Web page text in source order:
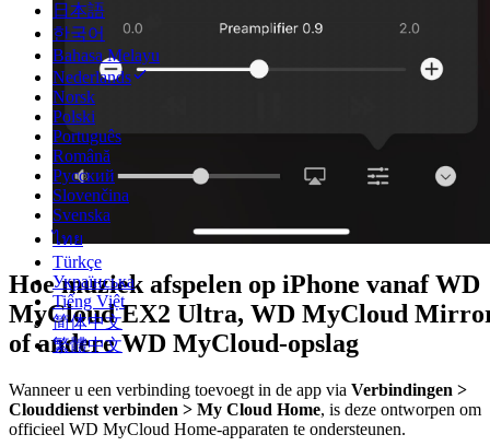
日本語
한국어
Bahasa Melayu
Nederlands
Norsk
Polski
Português
Română
Русский
Slovenčina
Svenska
ไทย
Türkçe
Українська
Tiếng Việt
简体中文
繁體中文
Hoe muziek afspelen op iPhone vanaf WD
MyCloud EX2 Ultra, WD MyCloud
of andere WD MyCloud-opslag
Wanneer u een verbinding toevoegt in de app via Verbindingen >
Clouddienst verbinden > My Cloud Home, is deze ontworpen om
officieel WD MyCloud Home-apparaten te ondersteunen.